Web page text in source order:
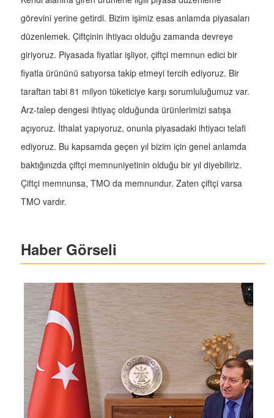
görevini yerine getirdi. Bizim işimiz esas anlamda piyasaları
düzenlemek. Çiftçinin ihtiyacı olduğu zamanda devreye
giriyoruz. Piyasada fiyatlar işliyor, çiftçi memnun edici bir
fiyatla ürününü satıyorsa takip etmeyi tercih ediyoruz. Bir
taraftan tabi 81 milyon tüketiciye karşı sorumluluğumuz var.
Arz-talep dengesi ihtiyaç olduğunda ürünlerimizi satışa
açıyoruz. İthalat yapıyoruz, onunla piyasadaki ihtiyacı telafi
ediyoruz. Bu kapsamda geçen yıl bizim için genel anlamda
baktığınızda çiftçi memnuniyetinin olduğu bir yıl diyebiliriz.
Çiftçi memnunsa, TMO da memnundur. Zaten çiftçi varsa
TMO vardır.
Haber Görseli